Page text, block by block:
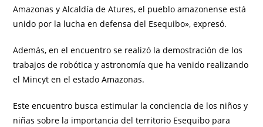
Amazonas y Alcaldía de Atures, el pueblo amazonense está
unido por la lucha en defensa del Esequibo», expresó.
Además, en el encuentro se realizó la demostración de los
trabajos de robótica y astronomía que ha venido realizando
el Mincyt en el estado Amazonas.
Este encuentro busca estimular la conciencia de los niños y
niñas sobre la importancia del territorio Esequibo para